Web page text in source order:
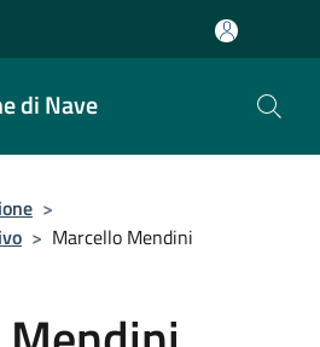
di Nave
>
> Marcello Mendini